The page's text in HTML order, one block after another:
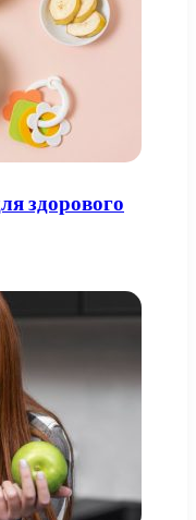
здорового